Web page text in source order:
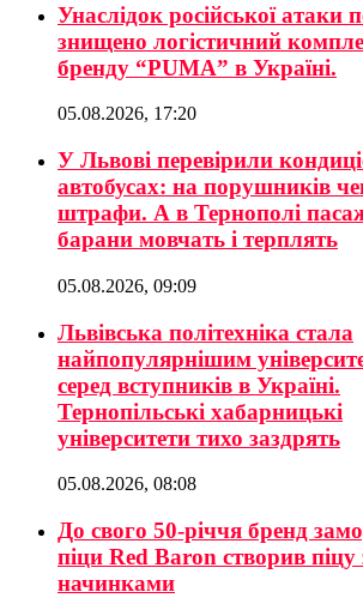
Унаслідок російської атаки
знищено логістичний
бренду “PUMA” в Україні.
05.08.2026, 17:20
У Львові перевірили
автобусах: на порушників
штрафи. А в Тернополі
барани мовчать і терплять
05.08.2026, 09:09
Львівська політехніка стала
найпопулярнішим
серед вступників в Україні.
Тернопільські хабарницькі
університети тихо заздрять
05.08.2026, 08:08
До свого 50-річчя бренд
піци Red Baron створив піцу
начинками